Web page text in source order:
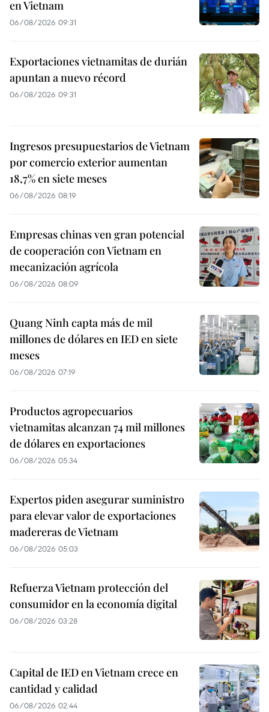
en Vietnam
06/08/2026 09:31
Exportaciones vietnamitas de durián
apuntan a nuevo récord
06/08/2026 09:31
Ingresos presupuestarios de Vietnam
por comercio exterior aumentan
18,7% en siete meses
06/08/2026 08:19
Empresas chinas ven gran potencial
de cooperación con Vietnam en
mecanización agrícola
06/08/2026 08:09
Quang Ninh capta más de mil
millones de dólares en IED en siete
meses
06/08/2026 07:19
Productos agropecuarios
vietnamitas alcanzan 74 mil millones
de dólares en exportaciones
06/08/2026 05:34
Expertos piden asegurar suministro
para elevar valor de exportaciones
madereras de Vietnam
06/08/2026 05:03
Refuerza Vietnam protección del
consumidor en la economía digital
06/08/2026 03:28
Capital de IED en Vietnam crece en
cantidad y calidad
06/08/2026 02:44